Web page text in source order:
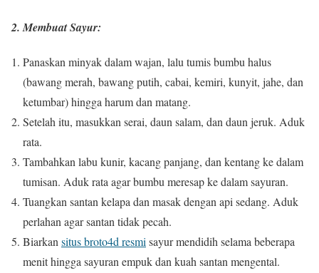
2. Membuat Sayur:
Panaskan minyak dalam wajan, lalu tumis bumbu halus
(bawang merah, bawang putih, cabai, kemiri, kunyit, jahe, dan
ketumbar) hingga harum dan matang.
Setelah itu, masukkan serai, daun salam, dan daun jeruk. Aduk
rata.
Tambahkan labu kunir, kacang panjang, dan kentang ke dalam
tumisan. Aduk rata agar bumbu meresap ke dalam sayuran.
Tuangkan santan kelapa dan masak dengan api sedang. Aduk
perlahan agar santan tidak pecah.
Biarkan situs broto4d resmi sayur mendidih selama beberapa
menit hingga sayuran empuk dan kuah santan mengental.